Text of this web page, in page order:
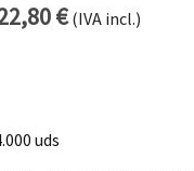
€
Rango de
(IVA incl.)
uds